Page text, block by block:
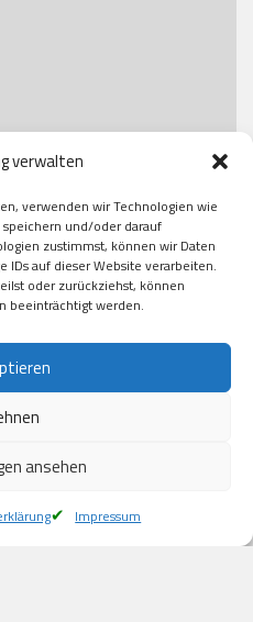
verwalten
verwenden wir Technologien wie
und/oder darauf
zustimmst, können wir Daten
IDs auf dieser Website verarbeiten.
oder zurückziehst, können
beeinträchtigt werden.
ansehen
Impressum